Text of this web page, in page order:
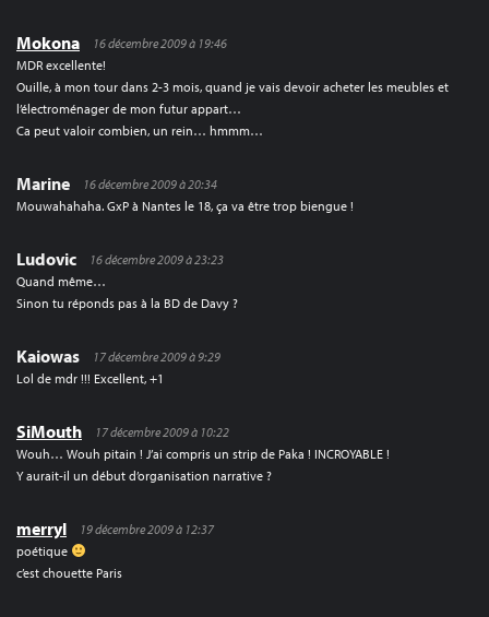
Mokona
16 décembre 2009 à 19:46
MDR excellente!
Ouille, à mon tour dans 2-3 mois, quand je vais devoir acheter les meubles et
l’électroménager de mon futur appart…
Ca peut valoir combien, un rein… hmmm…
Marine
16 décembre 2009 à 20:34
Mouwahahaha. GxP à Nantes le 18, ça va être trop biengue !
Ludovic
16 décembre 2009 à 23:23
Quand même…
Sinon tu réponds pas à la BD de Davy ?
Kaiowas
17 décembre 2009 à 9:29
Lol de mdr !!! Excellent, +1
SiMouth
17 décembre 2009 à 10:22
Wouh… Wouh pitain ! J’ai compris un strip de Paka ! INCROYABLE !
Y aurait-il un début d’organisation narrative ?
merryl
19 décembre 2009 à 12:37
poétique
c’est chouette Paris